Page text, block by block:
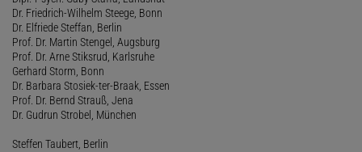
Dr. Friedrich-Wilhelm Steege, Bonn
Dr. Elfriede Steffan, Berlin
Prof. Dr. Martin Stengel, Augsburg
Prof. Dr. Arne Stiksrud, Karlsruhe
Gerhard Storm, Bonn
Dr. Barbara Stosiek-ter-Braak, Essen
Prof. Dr. Bernd Strauß, Jena
Dr. Gudrun Strobel, München
Steffen Taubert, Berlin